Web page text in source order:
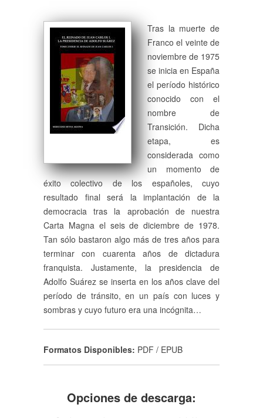
Tras la muerte de
Franco el veinte de
noviembre de 1975
se inicia en España
el período histórico
conocido con el
nombre de
Transición. Dicha
etapa, es
considerada como
un momento de
éxito colectivo de los españoles, cuyo
resultado final será la implantación de la
democracia tras la aprobación de nuestra
Carta Magna el seis de diciembre de 1978.
Tan sólo bastaron algo más de tres años para
terminar con cuarenta años de dictadura
franquista. Justamente, la presidencia de
Adolfo Suárez se inserta en los años clave del
período de tránsito, en un país con luces y
sombras y cuyo futuro era una incógnita…
Formatos Disponibles: PDF / EPUB
Opciones de descarga: